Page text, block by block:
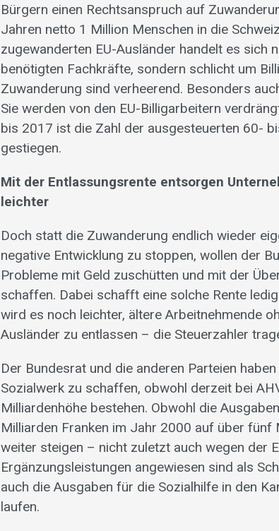
Bürgern einen Rechtsanspruch auf
Jahren netto 1 Million Menschen in die
zugewanderten EU-Ausländer handelt es sich
benötigten Fachkräfte, sondern schlicht um
Zuwanderung sind verheerend. Besonders
Sie werden von den EU-Billigarbeitern
bis 2017 ist die Zahl der ausgesteuerten 60-
gestiegen.
Mit der Entlassungsrente entsorgen
leichter
Doch statt die Zuwanderung endlich wieder
negative Entwicklung zu stoppen, wollen der
Probleme mit Geld zuschütten und mit der
schaffen. Dabei schafft eine solche Rente
wird es noch leichter, ältere Arbeitnehmende
Ausländer zu entlassen – die Steuerzahler
Der Bundesrat und die anderen Parteien
Sozialwerk zu schaffen, obwohl derzeit bei
Milliardenhöhe bestehen. Obwohl die
Milliarden Franken im Jahr 2000 auf über fünf
weiter steigen – nicht zuletzt auch wegen der
Ergänzungsleistungen angewiesen sind als
auch die Ausgaben für die Sozialhilfe in den
laufen.